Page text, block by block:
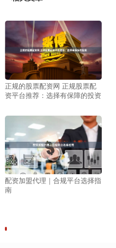
正规的股票配资网 正规股票配
资平台推荐：选择有保障的投资
配资加盟代理｜合规平台选择指
南